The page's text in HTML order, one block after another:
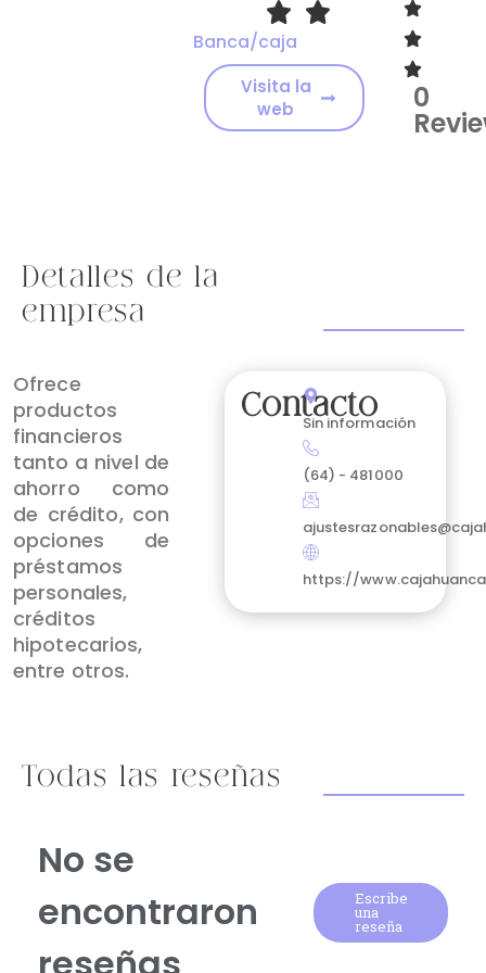
Banca/caja
Visita la
web
0
Detalles de la
empresa
Ofrece
productos
financieros
tanto a nivel de
ahorro como
de crédito, con
opciones de
préstamos
personales,
créditos
hipotecarios,
entre otros.
Contacto
Sin información
(64) - 481000
https://
Todas las reseñas
No se
encontraron
Escribe
una
reseña